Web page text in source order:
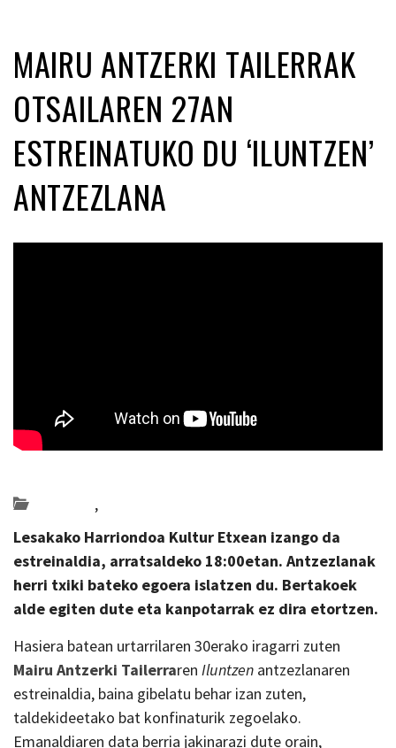
MAIRU ANTZERKI TAILERRAK
OTSAILAREN 27AN
ESTREINATUKO DU ‘ILUNTZEN’
ANTZEZLANA
,
Lesakako Harriondoa Kultur Etxean izango da
estreinaldia, arratsaldeko 18:00etan. Antzezlanak
herri txiki bateko egoera islatzen du. Bertakoek
alde egiten dute eta kanpotarrak ez dira etortzen.
Hasiera batean urtarrilaren 30erako iragarri zuten
Mairu Antzerki Tailerraren Iluntzen antzezlanaren
estreinaldia, baina gibelatu behar izan zuten,
taldekideetako bat konfinaturik zegoelako.
Emanaldiaren data berria jakinarazi dute orain,